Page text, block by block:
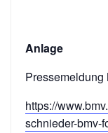
Anlage
Pressemeldung
https://
schnieder-bmv-